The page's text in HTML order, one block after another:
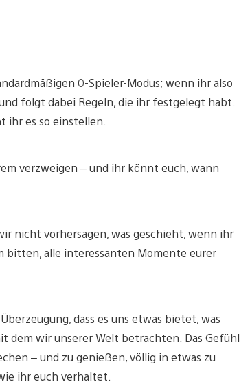
0-Spieler-Modus; wenn ihr also
folgt dabei Regeln, die ihr festgelegt habt.
ihr es so einstellen.
verzweigen – und ihr könnt euch, wann
nicht vorhersagen, was geschieht, wenn ihr
bitten, alle interessanten Momente eurer
dass es uns etwas bietet, was
dem wir unserer Welt betrachten. Das Gefühl
– und zu genießen, völlig in etwas zu
ihr euch verhaltet.